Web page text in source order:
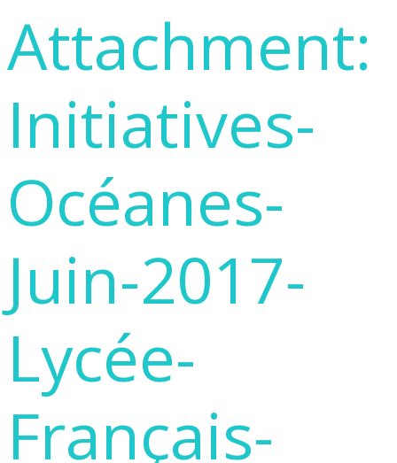
Attachment:
Initiatives-
Océanes-
Juin-2017-
Lycée-
Français-